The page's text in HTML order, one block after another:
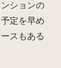
ションの
定を早め
スもある